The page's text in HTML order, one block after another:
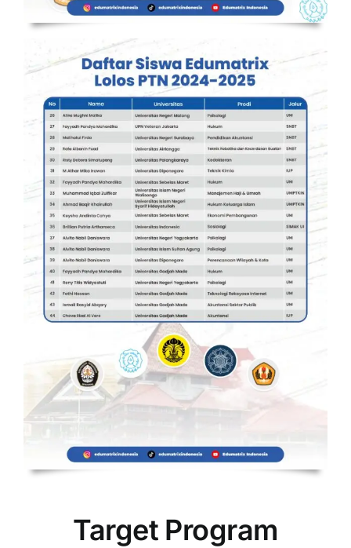
Target Program